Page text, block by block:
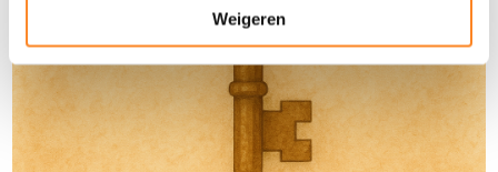
Weigeren